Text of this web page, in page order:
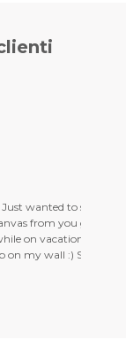
my first photo on
it! It was a picture I
and I can't wait to get
much, I will order